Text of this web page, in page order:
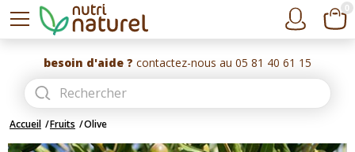
besoin d'aide ? contactez-nous au 05 81 40 61 15
Accueil Fruits Olive
0